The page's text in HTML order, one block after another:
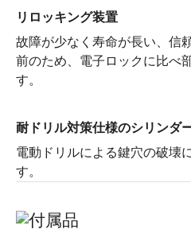
リロッキング装置
故障が少なく寿命が長い、
前のため、電子ロックに比べ
す。
耐ドリル対策仕様のシリンダ
電動ドリルによる鍵穴の破壊
す。